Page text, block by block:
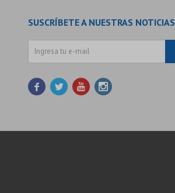
SUSCRÍBETE A NUESTRAS NOTICIAS
   